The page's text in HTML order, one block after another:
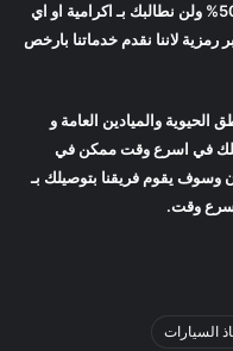
بمصر بخصم 50% ولن نطالبك بـ اكرامية او اي
رمزية لاننا نقدم خدماتنا بارخص
الحيوية والميادين العامة و
في اسرع وقت ممكن في
وسوف يقوم فريقنا بتوصيلك بـ
وقت.
السيارات